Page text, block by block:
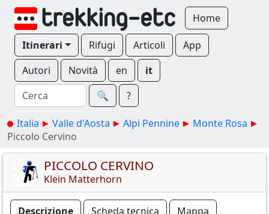
Home
Itinerari Rifugi Articoli
App
Autori
Novità en
it
🔍︎
?
Italia Valle d'Aosta Alpi Pennine
Monte Rosa
Piccolo Cervino
PICCOLO CERVINO
Klein Matterhorn
Descrizione Scheda tecnica
Mappa